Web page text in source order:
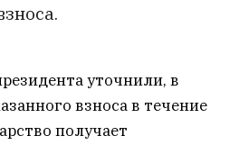
уточнили, в
взноса в течение
получает